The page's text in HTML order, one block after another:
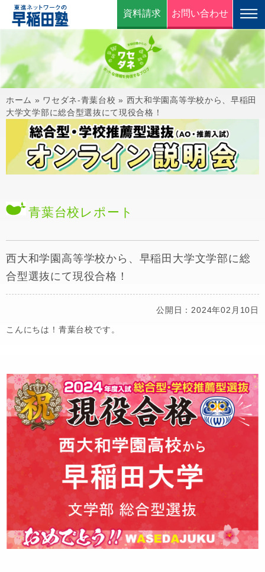
資料請求 お問い合わせ
ホーム » ワセダネ-青葉台校 » 西大和学園高等学校から、早稲田
大学文学部に総合型選抜にて現役合格！
青葉台校 レポート
西大和学園高等学校から、早稲田大学文学部に総
合型選抜にて現役合格！
公開日：2024年02月10日
こんにちは！青葉台校です。